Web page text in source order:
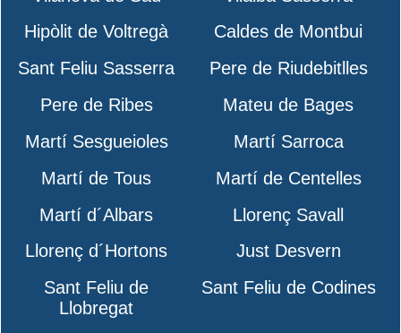
Hipòlit de Voltregà
Caldes de Montbui
Sant Feliu Sasserra
Pere de Riudebitlles
Pere de Ribes
Mateu de Bages
Martí Sesgueioles
Martí Sarroca
Martí de Tous
Martí de Centelles
Martí d´Albars
Llorenç Savall
Llorenç d´Hortons
Just Desvern
Sant Feliu de
Llobregat
Sant Feliu de Codines